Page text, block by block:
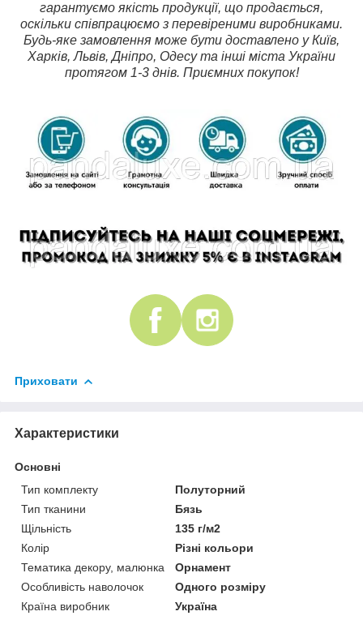
гарантуємо якість продукції, що продається,
оскільки співпрацюємо з перевіреними виробниками.
Будь-яке замовлення може бути доставлено у Київ,
Харків, Львів, Дніпро, Одесу та інші міста України
протягом 1-3 днів. Приємних покупок!
Приховати
Характеристики
Основні
Тип комплекту
Полуторний
Тип тканини
Бязь
Щільність
135 г/м2
Колір
Різні кольори
Тематика декору, малюнка
Орнамент
Особливість наволочок
Одного розміру
Країна виробник
Україна